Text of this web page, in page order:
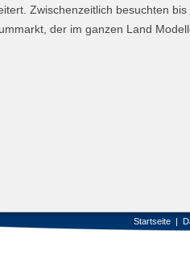
Zwischenzeitlich besuchten bis
der im ganzen Land
Startseite|